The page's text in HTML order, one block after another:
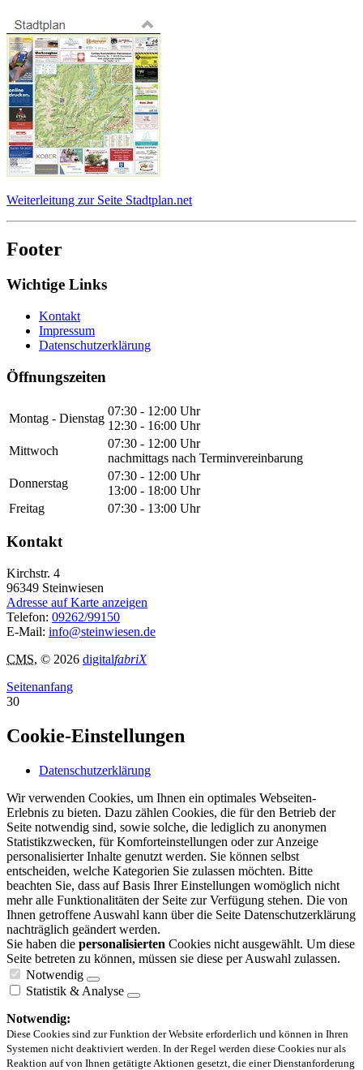
Weiterleitung zur Seite Stadtplan.net
Footer
Wichtige Links
Kontakt
Impressum
Datenschutzerklärung
Öffnungszeiten
Montag - Dienstag
07:30 - 12:00 Uhr
12:30 - 16:00 Uhr
Mittwoch
07:30 - 12:00 Uhr
nachmittags nach Terminvereinbarung
Donnerstag
07:30 - 12:00 Uhr
13:00 - 18:00 Uhr
Freitag
07:30 - 13:00 Uhr
Kontakt
Kirchstr. 4
96349 Steinwiesen
Adresse auf Karte anzeigen
Telefon: 09262/99150
E-Mail: info@steinwiesen.de
CMS, © 2026 digitalfabriX
Seitenanfang
30
Cookie-Einstellungen
Datenschutzerklärung
Wir verwenden Cookies, um Ihnen ein optimales Webseiten-
Erlebnis zu bieten. Dazu zählen Cookies, die für den Betrieb der
Seite notwendig sind, sowie solche, die lediglich zu anonymen
Statistikzwecken, für Komforteinstellungen oder zur Anzeige
personalisierter Inhalte genutzt werden. Sie können selbst
entscheiden, welche Kategorien Sie zulassen möchten. Bitte
beachten Sie, dass auf Basis Ihrer Einstellungen womöglich nicht
mehr alle Funktionalitäten der Seite zur Verfügung stehen. Die von
Ihnen getroffene Auswahl kann über die Seite Datenschutzerklärung
nachträglich geändert werden.
Sie haben die personalisierten Cookies nicht ausgewählt. Um diese
Seite betreten zu können, müssen sie diese per Auswahl zulassen.
Notwendig
Statistik & Analyse
Notwendig:
Diese Cookies sind zur Funktion der Website erforderlich und können in Ihren
Systemen nicht deaktiviert werden. In der Regel werden diese Cookies nur als
Reaktion auf von Ihnen getätigte Aktionen gesetzt, die einer Dienstanforderung